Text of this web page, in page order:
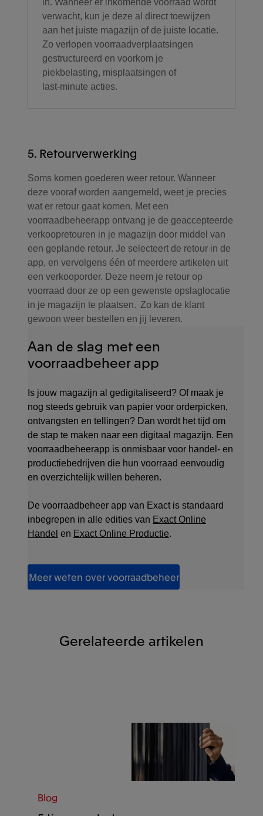
verwacht, kun je deze al direct toewijzen
aan het juiste magazijn of de juiste locatie.
Zo verlopen voorraadverplaatsingen
gestructureerd en voorkom je
piekbelasting, misplaatsingen of
last‑minute acties.
5. Retourverwerking
Soms komen goederen weer retour. Wanneer
deze vooraf worden aangemeld, weet je precies
wat er retour gaat komen. Met een
voorraadbeheerapp ontvang je de geaccepteerde
verkoopretouren in je magazijn door middel van
een geplande retour. Je selecteert de retour in de
app, en vervolgens één of meerdere artikelen uit
een verkooporder. Deze neem je retour op
voorraad door ze op een gewenste opslaglocatie
in je magazijn te plaatsen. Zo kan de klant
gewoon weer bestellen en jij leveren.
Aan de slag met een
voorraadbeheer app
Is jouw magazijn al gedigitaliseerd? Of maak je
nog steeds gebruik van papier voor orderpicken,
ontvangsten en tellingen? Dan wordt het tijd om
de stap te maken naar een digitaal magazijn. Een
voorraadbeheerapp is onmisbaar voor handel‑ en
productiebedrijven die hun voorraad eenvoudig
en overzichtelijk willen beheren.
De voorraadbeheer app van Exact is standaard
inbegrepen in alle edities van Exact Online
Handel en Exact Online Productie.
Meer weten over voorraadbeheer
Gerelateerde artikelen
Blog